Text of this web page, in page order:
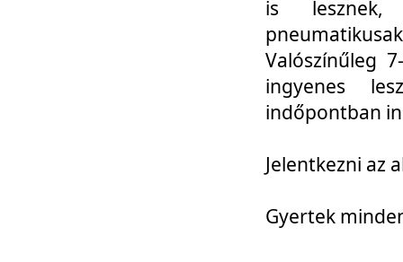
is lesznek,
Valószínűleg
ingyenes
indőpontban
Jelentkezni az
Gyertek